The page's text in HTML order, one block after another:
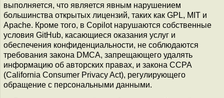
выполняется, что является явным нарушением
большинства открытых лицензий, таких как GPL, MIT и
Apache. Кроме того, в Copilot нарушаются собственные
условия GitHub, касающиеся оказания услуг и
обеспечения конфиденциальности, не соблюдаются
требования закона DMCA, запрещающего удалять
информацию об авторских правах, и закона CCPA
(California Consumer Privacy Act), регулирующего
обращение с персональными данными.